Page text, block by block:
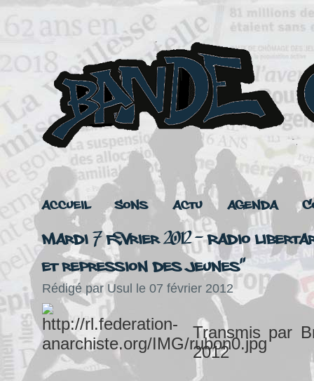
Accueil Sons Actu Agenda
Mardi 7 février 2012 - Radio
et repression des jeunes"
Rédigé par Usul le 07 février 2012
Transmis par
2012